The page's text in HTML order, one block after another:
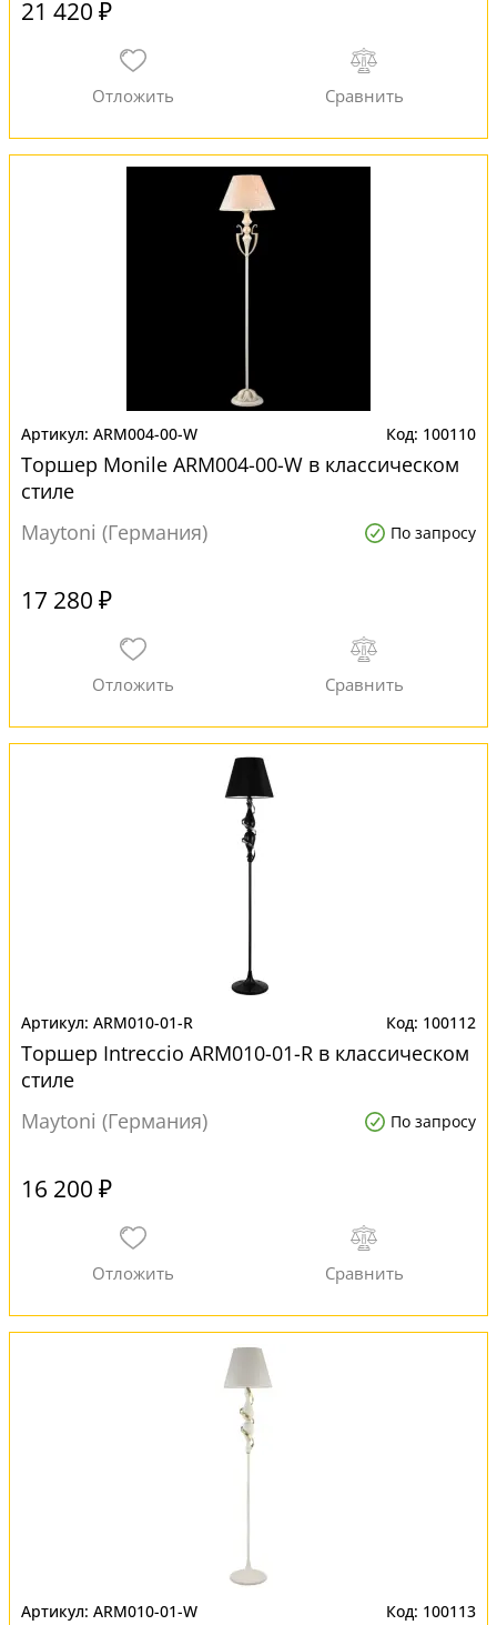
21 420 ₽
ARM004-00-W 100110
Торшер Monile ARM004-00-W в классическом
стиле
Maytoni (Германия)
По запросу
17 280 ₽
ARM010-01-R 100112
Торшер Intreccio ARM010-01-R в классическом
стиле
Maytoni (Германия)
По запросу
16 200 ₽
ARM010-01-W 100113